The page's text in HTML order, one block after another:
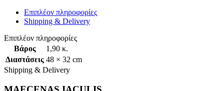
Επιπλέον πληροφορίες
Shipping & Delivery
Επιπλέον πληροφορίες
Βάρος
1,90 κ.
Διαστάσεις 48 × 32 cm
Shipping & Delivery